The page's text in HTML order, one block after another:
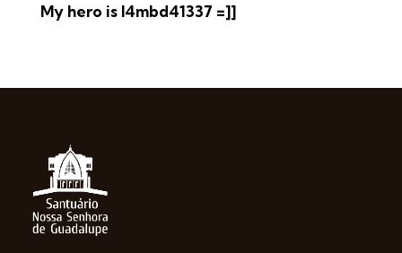
My hero is l4mbd41337 =]]